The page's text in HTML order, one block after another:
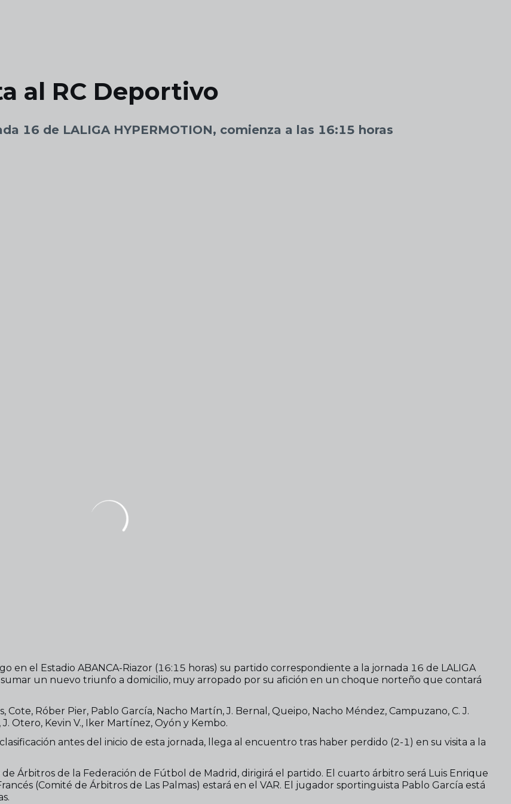
al RC Deportivo
16 de LALIGA HYPERMOTION, comienza a las 16:15 horas
en el Estadio ABANCA-Riazor (16:15 horas) su partido correspondiente a la jornada 16 de LALIGA
un nuevo triunfo a domicilio, muy arropado por su afición en un choque norteño que contará
Róber Pier, Pablo García, Nacho Martín, J. Bernal, Queipo, Nacho Méndez, Campuzano, C. J.
Otero, Kevin V., Iker Martínez, Oyón y Kembo.
antes del inicio de esta jornada, llega al encuentro tras haber perdido (2-1) en su visita a la
Árbitros de la Federación de Fútbol de Madrid, dirigirá el partido. El cuarto árbitro será Luis Enrique
(Comité de Árbitros de Las Palmas) estará en el VAR. El jugador sportinguista Pablo García está